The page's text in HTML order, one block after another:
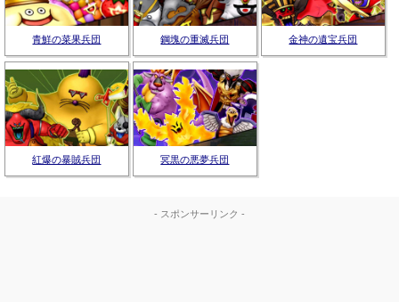
青鮮の菜果兵団 鋼塊の重滅兵団 金神の遺宝兵団
紅爆の暴賊兵団 冥黒の悪夢兵団
- スポンサーリンク -